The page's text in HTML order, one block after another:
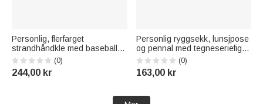
Personlig, flerfarget
strandhåndkle med baseball-
spiller-silhuett, hurtigtørkende,
med navn og nummer – en
perfekt gave til
(0)
244,00 kr
Personlig ryggsekk, lunsjpose
og pennal med tegneseriefigur
av en basketballspiller, med
navn og nummer – en tilbake-
til-skolen-gave til barn som
(0)
163,00 kr